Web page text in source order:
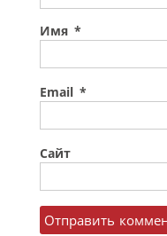
Имя *
Email *
Сайт